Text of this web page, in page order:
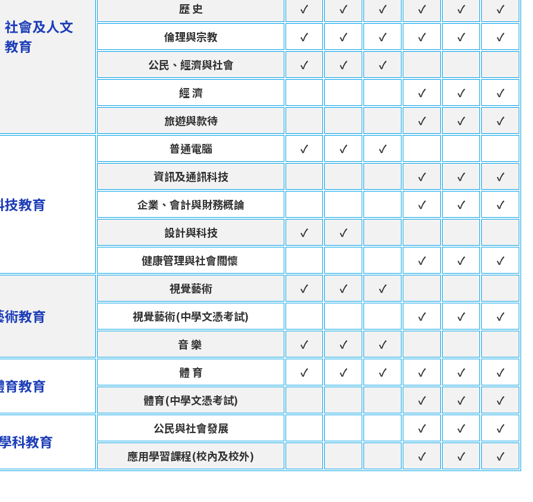
社會及人文
教育
歷 史
✓ ✓ ✓ ✓ ✓
✓
倫理與宗教
✓ ✓ ✓ ✓ ✓
✓
公民、經濟與社會
✓ ✓
✓
經 濟
✓ ✓
✓
旅遊與款待
✓ ✓ ✓
技教育
普通電腦 ✓ ✓
✓
資訊及通訊科技
✓ ✓
✓
企業、會計與財務概論
✓ ✓
✓
設計與科技
✓
✓
健康管理與社會關懷
✓ ✓ ✓
術教育
視覺藝術 ✓ ✓
✓
視覺藝術(中學文憑考試)
✓ ✓
✓
音 樂
✓ ✓ ✓
育教育
體 育 ✓ ✓ ✓ ✓ ✓
✓
體育(中學文憑考試)
✓ ✓ ✓
科教育
公民與社會發展 ✓ ✓
✓
應用學習課程(校內及校外)
✓ ✓ ✓